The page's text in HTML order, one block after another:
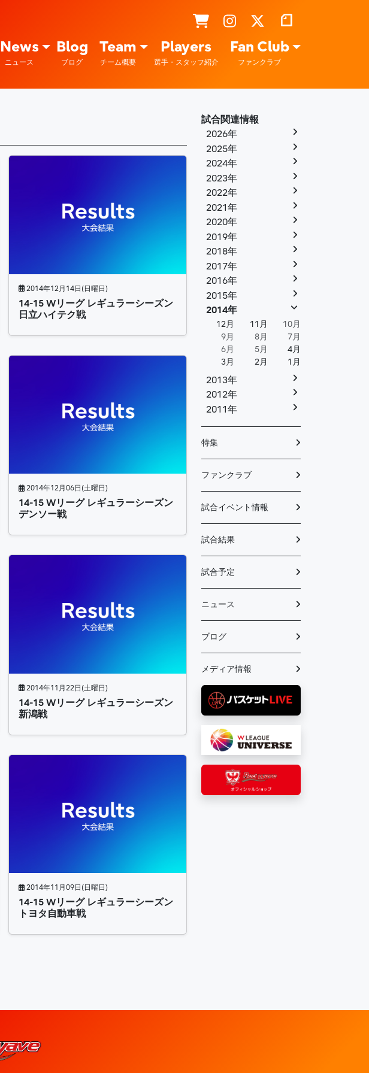
News
ニュース
Blog
ブログ
Team
チーム概要
Players
選手・スタッフ紹介
Fan Club
ファンクラブ
2014年12月14日(日曜日)
14-15 Wリーグ レギュラーシーズン
日立ハイテク戦
2014年12月06日(土曜日)
14-15 Wリーグ レギュラーシーズン
デンソー戦
2014年11月22日(土曜日)
14-15 Wリーグ レギュラーシーズン
新潟戦
2014年11月09日(日曜日)
14-15 Wリーグ レギュラーシーズン
トヨタ自動車戦
試合関連情報
2026年
2025年
2024年
2023年
2022年
2021年
2020年
2019年
2018年
2017年
2016年
2015年
2014年
12月 11月
10月
9月
8月
7月
6月
5月
4月
3月
2月 1月
2013年
2012年
2011年
特集
ファンクラブ
試合イベント情報
試合結果
試合予定
ニュース
ブログ
メディア情報